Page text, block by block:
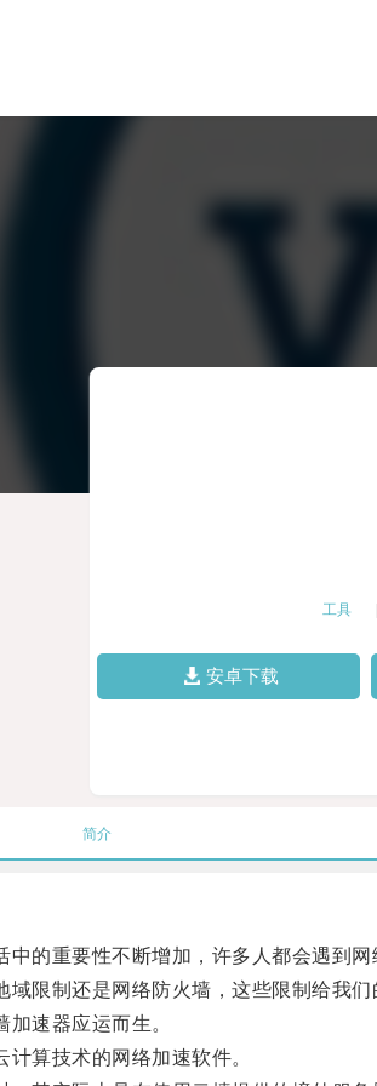
工具
安卓下载
简介
的重要性不断增加，许多人都会遇到网
制还是网络防火墙，这些限制给我们
速器应运而生。
算技术的网络加速软件。